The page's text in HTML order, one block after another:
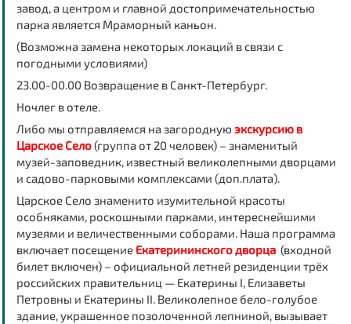
завод, а центром и главной достопримечательностью
парка является Мраморный каньон.
(Возможна замена некоторых локаций в связи с
погодными условиями)
23.00-00.00 Возвращение в Санкт-Петербург.
Ночлег в отеле.
Либо мы отправляемся на загородную экскурсию в
Царское Село(группа от 20 человек) – знаменитый
музей-заповедник, известный великолепными дворцами
и садово-парковыми комплексами (доп.плата).
Царское Село знаменито изумительной красоты
особняками, роскошными парками, интереснейшими
музеями и величественными соборами. Наша программа
включает посещение Екатерининского дворца(входной
билет включен) – официальной летней резиденции трёх
российских правительниц — Екатерины I, Елизаветы
Петровны и Екатерины II. Великолепное бело-голубое
здание, украшенное позолоченной лепниной, вызывает